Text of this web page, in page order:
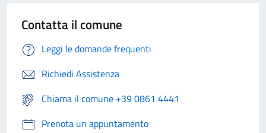
Contatta il comune
Leggi le domande frequenti
Richiedi Assistenza
Chiama il comune +39 0861 4441
Prenota un appuntamento